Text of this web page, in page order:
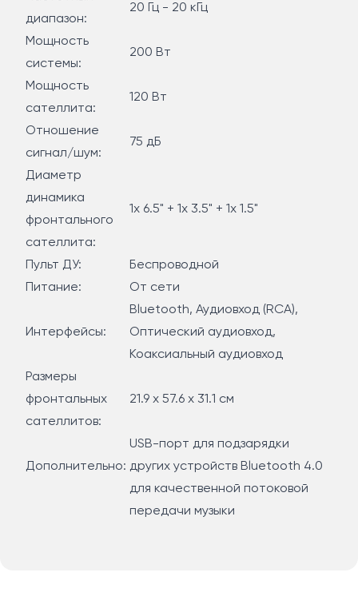
демпфирующим материалом.
Трапециевидная форма с наклоном передней
вид, но и препятствует возникновению
обеспечивает наиболее направленное звучание к
нижнюю граничную частоту АС и увеличивает
диапазон:
20 Гц - 20 кГц
Мощность
системы:
200 Вт
Мощность
сателлита:
120 Вт
Отношение
сигнал/шум:
75 дБ
Диаметр
динамика
фронтального
сателлита:
1x 6.5" + 1х 3.5" + 1х 1.5"
Пульт ДУ:
Беспроводной
Питание:
Oт сети
Интерфейсы:
Bluetooth, Аудиовход (RCA),
Оптический аудиовход,
Коаксиальный аудиовход
Размеры
фронтальных
сателлитов:
21.9 х 57.6 х 31.1 см
Дополнительно:
USB-порт для подзарядки
других устройств Bluetooth 4.0
для качественной потоковой
передачи музыки